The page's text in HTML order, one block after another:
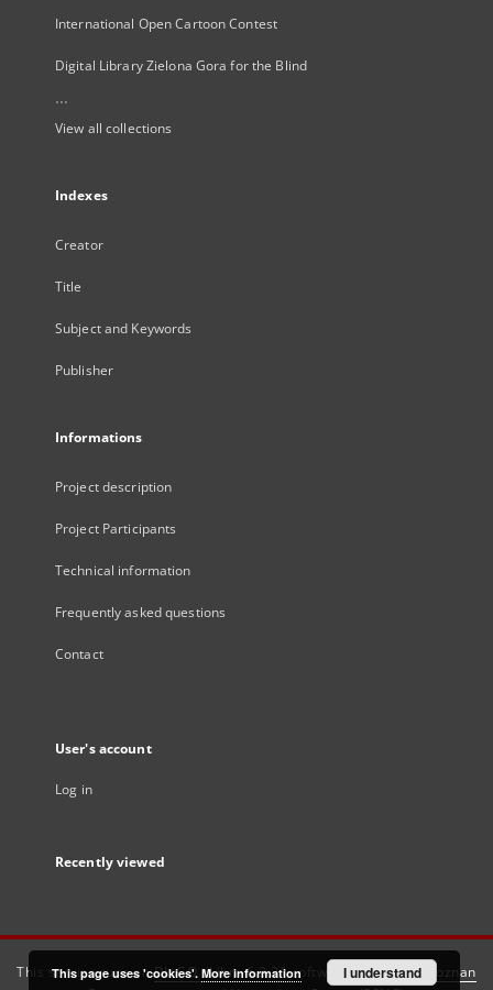
International Open Cartoon Contest
Digital Library Zielona Gora for the Blind
...
View all collections
Indexes
Creator
Title
Subject and Keywords
Publisher
Informations
Project description
Project Participants
Technical information
Frequently asked questions
Contact
User's account
Log in
Recently viewed
This service runs onDInGO dLibra 6.3.21software created by
Poznan
This page uses 'cookies'. More information I understand